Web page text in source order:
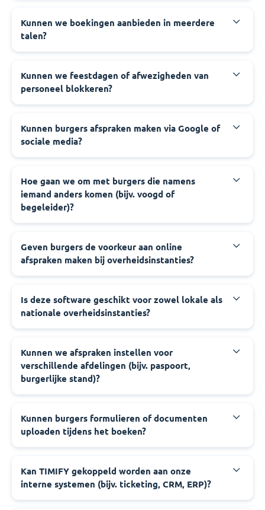
‍Kunnen we boekingen aanbieden in meerdere
talen?
‍Kunnen we feestdagen of afwezigheden van
personeel blokkeren?
‍Kunnen burgers afspraken maken via Google of
sociale media?
‍Hoe gaan we om met burgers die namens
iemand anders komen (bijv. voogd of
begeleider)?
‍Geven burgers de voorkeur aan online
afspraken maken bij overheidsinstanties?
‍Is deze software geschikt voor zowel lokale als
nationale overheidsinstanties?
‍Kunnen we afspraken instellen voor
verschillende afdelingen (bijv. paspoort,
burgerlijke stand)?
‍Kunnen burgers formulieren of documenten
uploaden tijdens het boeken?
‍Kan TIMIFY gekoppeld worden aan onze
interne systemen (bijv. ticketing, CRM, ERP)?